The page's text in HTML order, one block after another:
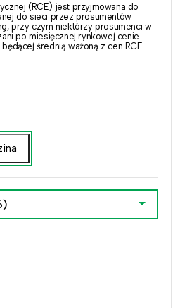
(RCE) jest przyjmowana do
do sieci przez prosumentów
przy czym niektórzy prosumenci w
po miesięcznej rynkowej cenie
średnią ważoną z cen RCE.